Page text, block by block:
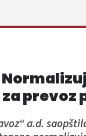
prevoz
a.d.